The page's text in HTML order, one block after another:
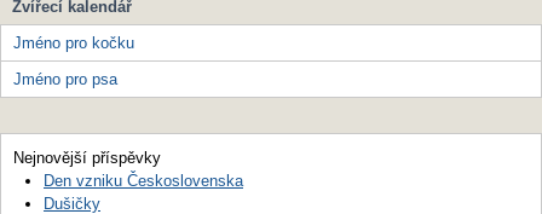
Zvířecí kalendář
Jméno pro kočku
Jméno pro psa
Nejnovější příspěvky
Den vzniku Československa
Dušičky